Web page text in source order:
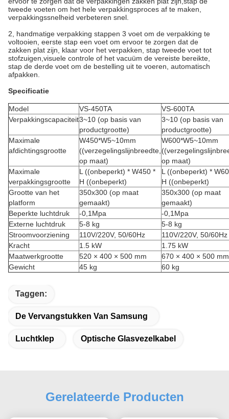
tweede voeten om het hele verpakkingsproces af te maken,
verpakkingssnelheid verbeteren snel.
2, handmatige verpakking stappen 3 voet om de verpakking te
voltooien, eerste stap een voet om ervoor te zorgen dat de
zakken plat zijn, klaar voor het verpakken, stap tweede voet tot
stofzuigen,visuele controle of het vacuüm de vereiste bereikte,
stap de derde voet om de bestelling uit te voeren, automatisch
afpakken.
Specificatie
Model VS-450TA
VS-600TA
Verpakkingscapaciteit3~10 (op basis van
productgrootte)
3~10 (op basis van
productgrootte)
Maximale
afdichtingsgrootte
W450*W5~10mm
((verzegelingslijnbreedte,
op maat)
W600*W5~10mm
op maat)
Maximale
verpakkingsgrootte
L ((onbeperkt) * W450 *
H ((onbeperkt)
L ((onbeperkt) *
H ((onbeperkt)
Grootte van het
platform
350x300 (op maat
gemaakt)
350x300 (op maat
gemaakt)
Beperkte luchtdruk
-0,1Mpa
-0,1Mpa
Externe luchtdruk
5-8 kg
5-8 kg
Stroomvoorziening
110V/220V, 50/60Hz
110V/220V, 50/60Hz
Kracht
1.5 kW
1.75 kW
Maatwerkgrootte
520 × 400 × 500 mm
670 × 400 × 500 mm
Gewicht
45 kg 60 kg
Taggen:
De Vervangstukken Van Samsung
Luchtklep Optische Glasvezelkabel
Gerelateerde Producten